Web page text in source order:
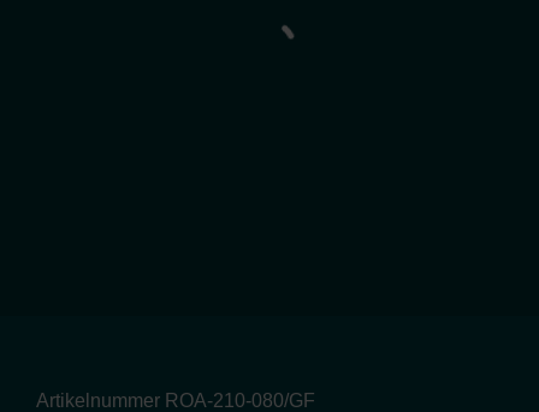
Artikelnummer ROA-210-080/GF